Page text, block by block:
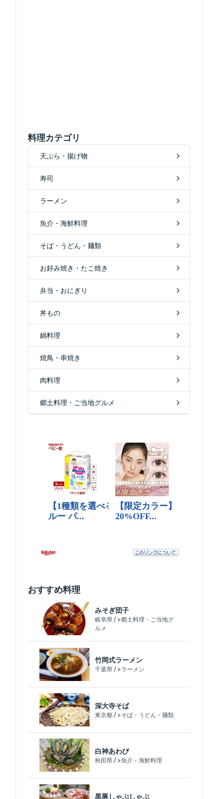
料理カテゴリ
天ぷら・揚げ物
寿司
ラーメン
魚介・海鮮料理
そば・うどん・麺類
お好み焼き・たこ焼き
弁当・おにぎり
丼もの
鍋料理
焼鳥・串焼き
肉料理
郷土料理・ご当地グルメ
おすすめ料理
みそぎ団子
岐阜県 / >郷土料理・ご当地グ
ルメ
竹岡式ラーメン
千葉県 / >ラーメン
深大寺そば
東京都 / >そば・うどん・麺類
白神あわび
秋田県 / >魚介・海鮮料理
黒豚しゃぶしゃぶ